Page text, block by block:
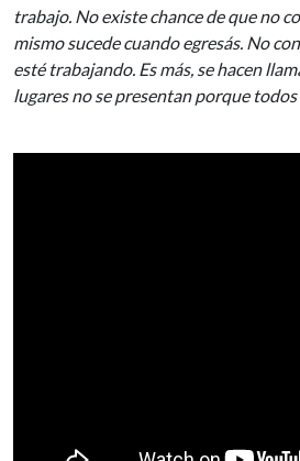
trabajo. No existe chance de que no
mismo sucede cuando egresás. No
esté trabajando. Es más, se hacen
lugares no se presentan porque